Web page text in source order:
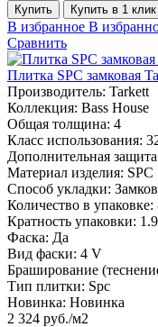
Купить Купить в 1 клик
В избранное В
Сравнить
Плитка SPC замковая
Производитель: Tarkett
Коллекция: Bass House
Общая толщина: 4
Класс использования:
Дополнительная
Материал изделия: SPC
Способ укладки:
Количество в упаковке:
Кратность упаковки:
Фаска: Да
Вид фаски: 4 V
Браширование
Тип плитки: Spc
Новинка: Новинка
2 324 руб./м2